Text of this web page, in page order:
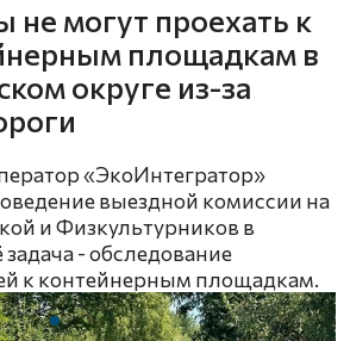
не могут проехать к
площадкам в
округе из-за
«ЭкоИнтегратор»
выездной комиссии на
и Физкультурников в
задача - обследование
к контейнерным площадкам.